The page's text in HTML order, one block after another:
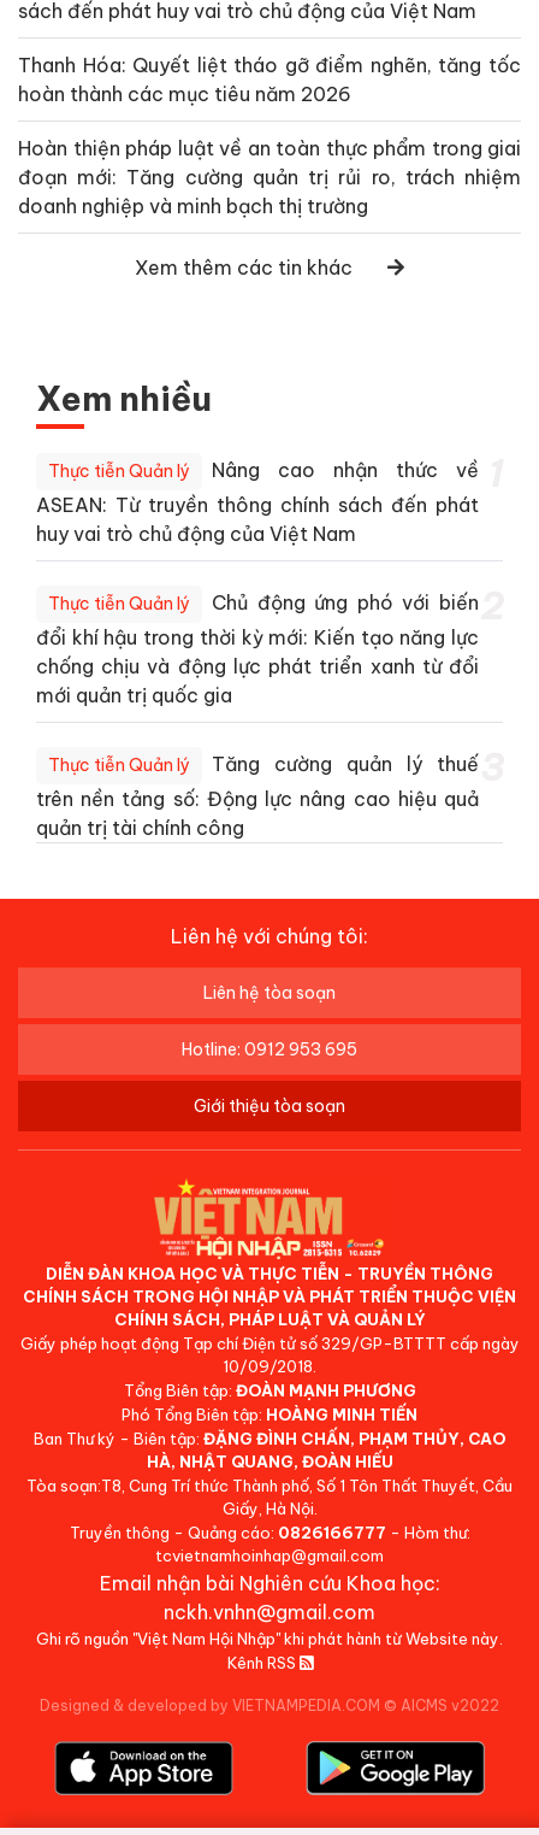
sách đến phát huy vai trò chủ động của Việt Nam
Thanh Hóa: Quyết liệt tháo gỡ điểm nghẽn, tăng tốc
hoàn thành các mục tiêu năm 2026
Hoàn thiện pháp luật về an toàn thực phẩm trong giai
đoạn mới: Tăng cường quản trị rủi ro, trách nhiệm
doanh nghiệp và minh bạch thị trường
Xem thêm các tin khác
Xem nhiều
Thực tiễn Quản lý
Nâng cao nhận thức về
ASEAN: Từ truyền thông chính sách đến phát
huy vai trò chủ động của Việt Nam
Thực tiễn Quản lý
Chủ động ứng phó với biến
đổi khí hậu trong thời kỳ mới: Kiến tạo năng lực
chống chịu và động lực phát triển xanh từ đổi
mới quản trị quốc gia
Thực tiễn Quản lý
Tăng cường quản lý thuế
trên nền tảng số: Động lực nâng cao hiệu quả
quản trị tài chính công
Liên hệ với chúng tôi:
Liên hệ tòa soạn
Hotline: 0912 953 695
Giới thiệu tòa soạn
DIỄN ĐÀN KHOA HỌC VÀ THỰC TIỄN - TRUYỀN THÔNG
CHÍNH SÁCH TRONG HỘI NHẬP VÀ PHÁT TRIỂN THUỘC VIỆN
CHÍNH SÁCH, PHÁP LUẬT VÀ QUẢN LÝ
Giấy phép hoạt động Tạp chí Điện tử số 329/GP-BTTTT cấp ngày
10/09/2018.
Tổng Biên tập: ĐOÀN MẠNH PHƯƠNG
Phó Tổng Biên tập: HOÀNG MINH TIẾN
Ban Thư ký - Biên tập: ĐẶNG ĐÌNH CHẤN, PHẠM THỦY, CAO
HÀ, NHẬT QUANG, ĐOÀN HIẾU
Tòa soạn:T8, Cung Trí thức Thành phố, Số 1 Tôn Thất Thuyết, Cầu
Giấy, Hà Nội.
Truyền thông - Quảng cáo: 0826166777 - Hòm thư:
tcvietnamhoinhap@gmail.com
Email nhận bài Nghiên cứu Khoa học:
nckh.vnhn@gmail.com
Ghi rõ nguồn "Việt Nam Hội Nhập" khi phát hành từ Website này.
Kênh RSS
Designed & developed by VIETNAMPEDIA.COM © AICMS v2022